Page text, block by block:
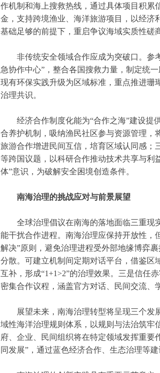
作机制和海上搜救热线，通过具体项目积累
金，支持跨境渔业、海洋旅游项目，以经济
基础足够的前提下，重启争议海域实质性磋
非传统安全领域合作应成为突破口。参
急协作中心”，整合各国搜救力量，制定统
现有环保实践升级为区域标准，重点推进珊
治理共识。
经济合作制度化能为“合作之海”建设提
合养护机制，吸纳渔民社区参与资源管理，
旅游合作增进民间互信，培育区域认同感；
等跨国议题，以科研合作推动技术共享与利
体”意识，为破解安全困境创造条件。
南海治理的挑战应对与前景展望
全球治理倡议在南海的落地面临三重现
能干扰合作进程。南海治理应保持开放性，
解决”原则，避免治理进程受外部地缘博弈
分散。可建立机制间定期对话平台，借鉴区
互补，形成“1+1>2”的治理效果。三是信任
密集合作议程，涵盖官方对话、民间交流、
展望未来，南海治理转型将呈现三个发
域性海洋治理规则体系，以规则与法治筑牢
府、企业、民间组织将在特定领域发挥重要
同发展”，通过蓝色经济合作、生态治理等